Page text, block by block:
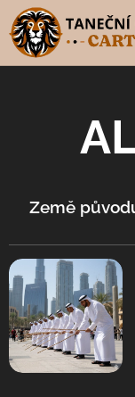
Země